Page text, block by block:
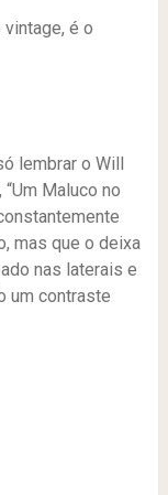
é o
lembrar o Will
Maluco no
mas que o deixa
nas laterais e
um contraste